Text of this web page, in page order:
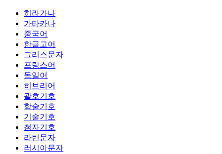
히라가나
가타카나
중국어
한글고어
그리스문자
프랑스어
독일어
히브리어
괄호기호
학술기호
기술기호
첨자기호
라틴문자
러시아문자